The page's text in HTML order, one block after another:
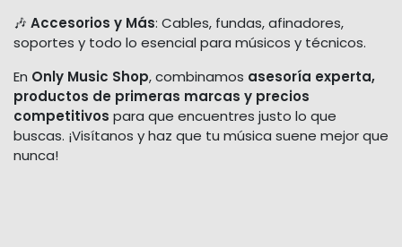
🎶 Accesorios y Más: Cables, fundas, afinadores,
soportes y todo lo esencial para músicos y técnicos.
En Only Music Shop, combinamos asesoría experta,
productos de primeras marcas y precios
competitivos para que encuentres justo lo que
buscas. ¡Visítanos y haz que tu música suene mejor que
nunca!